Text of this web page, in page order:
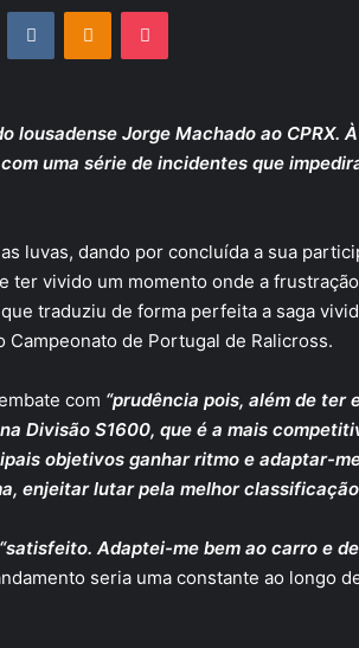
VKontakteOdnoklassniki
Pocket
lousadense Jorge Machado ao CPRX.
uma série de incidentes que
luvas, dando por concluída a sua
ter vivido um momento onde a
traduziu de forma perfeita a saga
de Portugal de Ralicross.
com “prudência pois, além de ter
Divisão S1600, que é a mais
objetivos ganhar ritmo e adaptar-
enjeitar lutar pela melhor
“satisfeito. Adaptei-me bem ao carro e
seria uma constante ao longo